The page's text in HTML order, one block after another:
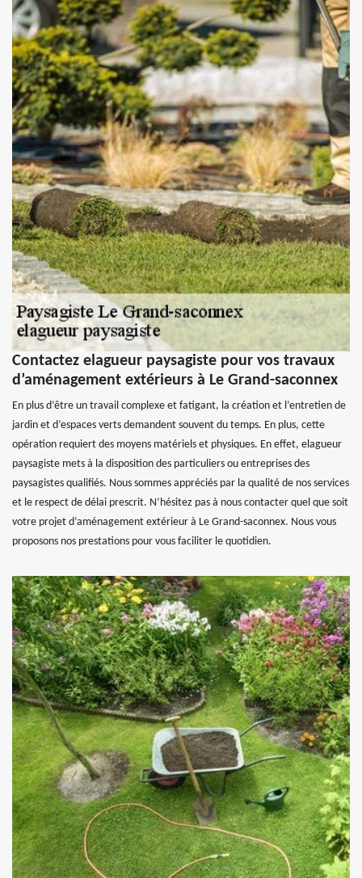
Contactez elagueur paysagiste pour vos travaux
d’aménagement extérieurs à Le Grand-saconnex
En plus d’être un travail complexe et fatigant, la création et l’entretien de
jardin et d’espaces verts demandent souvent du temps. En plus, cette
opération requiert des moyens matériels et physiques. En effet, elagueur
paysagiste mets à la disposition des particuliers ou entreprises des
paysagistes qualifiés. Nous sommes appréciés par la qualité de nos services
et le respect de délai prescrit. N’hésitez pas à nous contacter quel que soit
votre projet d’aménagement extérieur à Le Grand-saconnex. Nous vous
proposons nos prestations pour vous faciliter le quotidien.